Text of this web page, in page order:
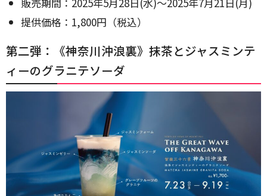
提供価格：1,800円（税込）
第二弾：《神奈川沖浪裏》抹茶とジャスミンテ
ィーのグラニテソーダ